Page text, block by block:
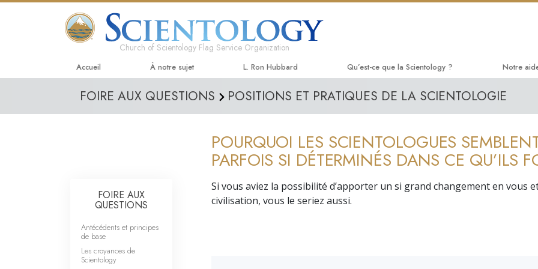
Church of Scientology Flag Service Organization
Accueil À notre sujet L. Ron Hubbard Qu’est-ce que la Scientology ?
Croyances et pratiques
Les scientologues et la Scientologie
Rencontrez un scientologue
À l’intérieur d’une église
Notre
Le chemin
Criminon
Narconon
La vérité
Films
FOIRE AUX QUESTIONS POSITIONS ET PRATIQUES DE LA SCIENTOLOGIE
POURQUOI LES SCIENTOLOGUES
PARFOIS SI DÉTERMINÉS DANS CE QU’ILS
Si vous aviez la possibilité d’apporter un si grand changement en vous
civilisa­tion, vous le seriez aussi.
FOIRE AUX
QUESTIONS
Antécédents et principes
de base
Les croyances de
Scientology